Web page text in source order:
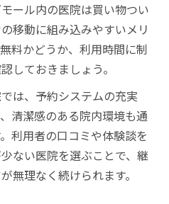
ール内の医院は買い物つい
移動に組み込みやすいメリ
料かどうか、利用時間に制
しておきましょう。
は、予約システムの充実
清潔感のある院内環境も通
利用者の口コミや体験談を
ない医院を選ぶことで、継
無理なく続けられます。